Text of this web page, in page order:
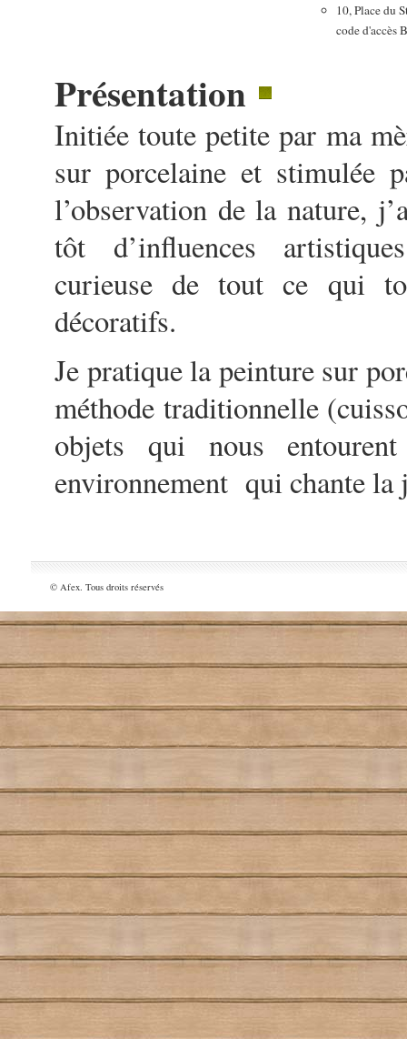
10, Place du
code d'accès
Présentation
Initiée toute petite par ma
sur porcelaine et stimulée
l’observation de la nature,
tôt d’influences
curieuse de tout ce qui
décoratifs.
Je pratique la peinture sur
méthode traditionnelle
objets qui nous
environnement qui chante la
© Afex. Tous droits réservés